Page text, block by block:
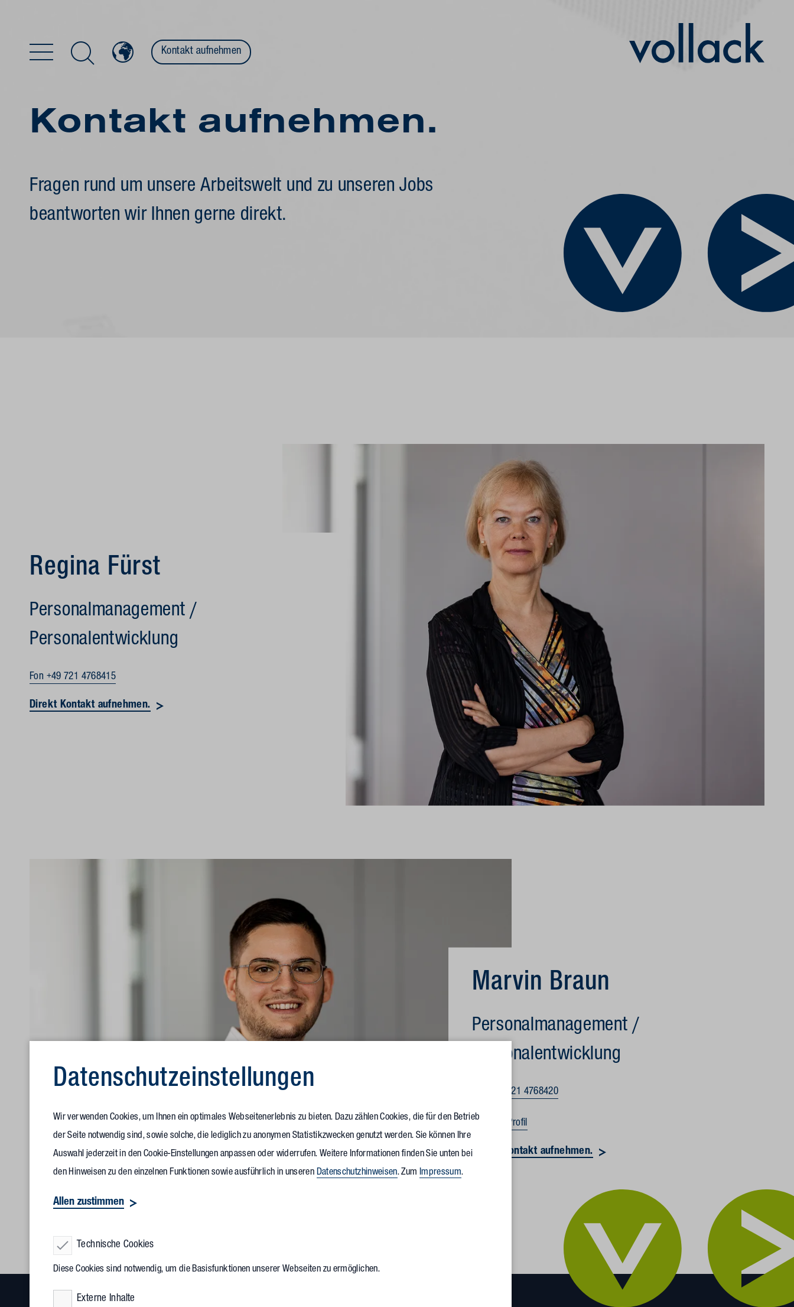
Kontakt aufnehmen
Kontakt aufnehmen.
Fragen rund um unsere Arbeitswelt und zu unseren Jobs
beantworten wir Ihnen gerne direkt.
Regina Fürst
Personalmanagement /
Personalentwicklung
Fon +49 721 4768415
Direkt Kontakt aufnehmen.
Marvin Braun
Personalmanagement /
Personalentwicklung
Fon +49 721 4768420
LinkedIn Profil
Direkt Kontakt aufnehmen.
Datenschutz­einstellungen
Wir verwenden Cookies, um Ihnen ein optimales Webseitenerlebnis zu bieten. Dazu zählen Cookies, die für den Betrieb
der Seite notwendig sind, sowie solche, die lediglich zu anonymen Statistikzwecken genutzt werden. Sie können Ihre
Auswahl jederzeit in den Cookie-Einstellungen anpassen oder widerrufen. Weitere Informationen finden Sie unten bei
den Hinweisen zu den einzelnen Funktionen sowie ausführlich in unseren Datenschutzhinweisen. Zum Impressum.
Allen zustimmen
Technische Cookies
Diese Cookies sind notwendig, um die Basisfunktionen unserer Webseiten zu ermöglichen.
Externe Inhalte